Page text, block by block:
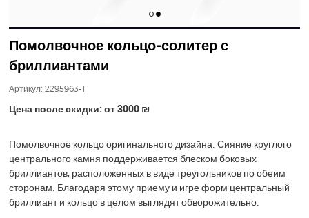
Помолвочное кольцо-солитер с
бриллиантами
Артикул:2295963-1
Цена после скидки: от 3000₪
Помолвочное кольцо оригинального дизайна. Сияние круглого
центрального камня поддерживается блеском боковых
бриллиантов, расположенных в виде треугольников по обеим
сторонам. Благодаря этому приему и игре форм центральный
бриллиант и кольцо в целом выглядят обворожительно.